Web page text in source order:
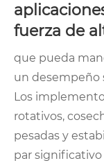
fuerza de
que pueda
un desempeño
Los
rotativos,
pesadas y
par significativo